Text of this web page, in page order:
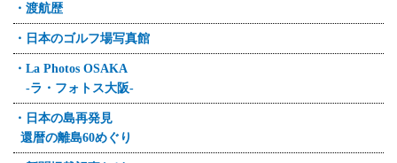
・渡航歴
・日本のゴルフ場写真館
・La Photos OSAKA
-ラ・フォトス大阪-
・日本の島再発見
還暦の離島60めぐり